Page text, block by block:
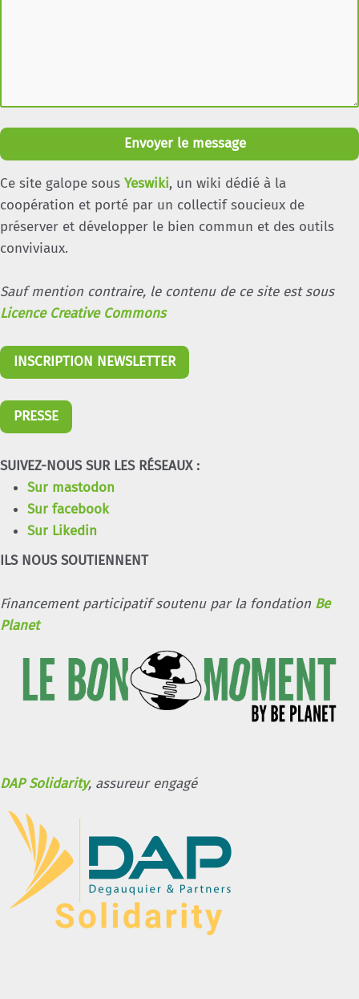
Envoyer le message
Ce site galope sous Yeswiki, un wiki dédié à la
coopération et porté par un collectif soucieux de
préserver et développer le bien commun et des outils
conviviaux.
Sauf mention contraire, le contenu de ce site est sous
Licence Creative Commons
INSCRIPTION NEWSLETTER
PRESSE
SUIVEZ-NOUS SUR LES RÉSEAUX :
Sur mastodon
Sur facebook
Sur Likedin
ILS NOUS SOUTIENNENT
Financement participatif soutenu par la fondation Be
Planet
DAP Solidarity, assureur engagé